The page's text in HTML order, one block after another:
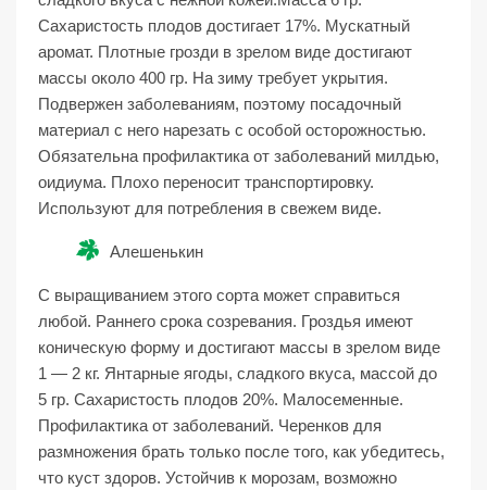
Сахаристость плодов достигает 17%. Мускатный
аромат. Плотные грозди в зрелом виде достигают
массы около 400 гр. На зиму требует укрытия.
Подвержен заболеваниям, поэтому посадочный
материал с него нарезать с особой осторожностью.
Обязательна профилактика от заболеваний милдью,
оидиума. Плохо переносит транспортировку.
Используют для потребления в свежем виде.
Алешенькин
С выращиванием этого сорта может справиться
любой. Раннего срока созревания. Гроздья имеют
коническую форму и достигают массы в зрелом виде
1 — 2 кг. Янтарные ягоды, сладкого вкуса, массой до
5 гр. Сахаристость плодов 20%. Малосеменные.
Профилактика от заболеваний. Черенков для
размножения брать только после того, как убедитесь,
что куст здоров. Устойчив к морозам, возможно